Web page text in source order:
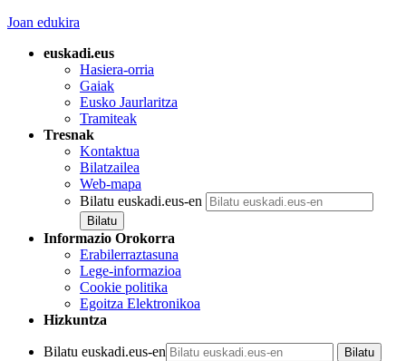
Joan edukira
euskadi.eus
Hasiera-orria
Gaiak
Eusko Jaurlaritza
Tramiteak
Tresnak
Kontaktua
Bilatzailea
Web-mapa
Bilatu euskadi.eus-en
Informazio Orokorra
Erabilerraztasuna
Lege-informazioa
Cookie politika
Egoitza Elektronikoa
Hizkuntza
Bilatu euskadi.eus-en